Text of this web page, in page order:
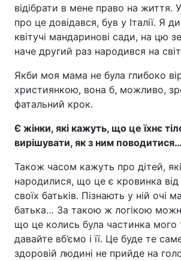
відібрати в мене право на життя.
про це довідався, був у Італії. Я
квітучі мандаринові сади, на цю
наче другий раз народився на
Якби моя мама не була глибоко
християнкою, вона б, можливо,
фатальний крок.
Є жінки, які кажуть, що це їхнє
вирішувати, як з ним поводитися…
Також часом кажуть про дітей,
народилися, що це є кровинка
своїх батьків. Пізнають у ній очі
батька… За такою ж логікою
що це колись була частинка мого
давайте вб’ємо і її. Це буде те
здоровій людині не прийде на